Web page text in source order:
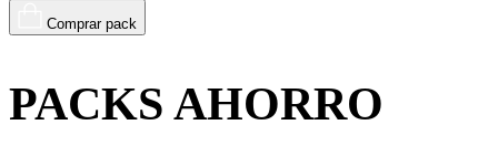
Comprar pack
PACKS AHORRO